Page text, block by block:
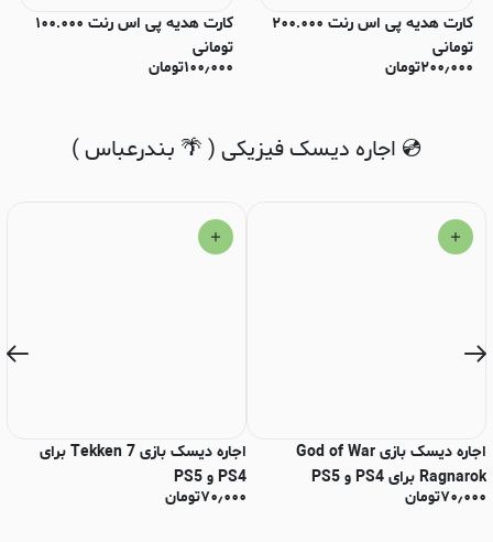
کارت هدیه پی اس رنت ۲۰۰.۰۰۰
تومانی
۲۰۰٫۰۰۰تومان
کارت هدیه پی اس رنت ۱۰۰.۰۰۰
تومانی
۱۰۰٫۰۰۰تومان
💿 اجاره دیسک فیزیکی ( 🌴 بندرعباس )
اجاره دیسک بازی God of War
Ragnarok برای PS4 و PS5
۷۰٫۰۰۰تومان
اجاره دیسک بازی Tekken 7 برای
PS4 و PS5
۷۰٫۰۰۰تومان